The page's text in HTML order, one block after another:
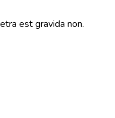
est gravida non.